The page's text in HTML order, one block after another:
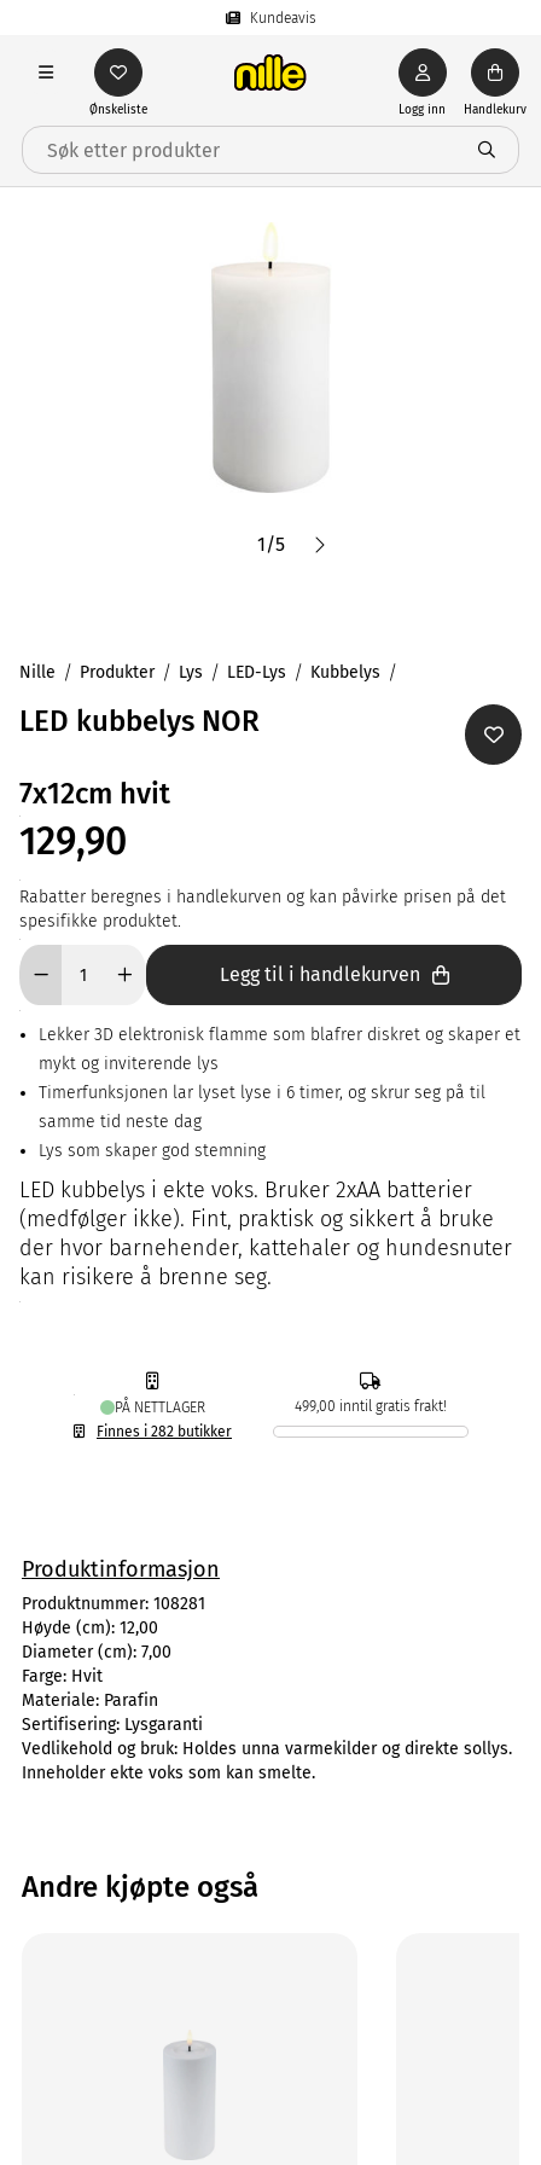
Kundeavis
Ønskeliste Logg inn Handlekurv
1/5
Nille Produkter Lys LED-Lys Kubbelys
LED kubbelys NOR
7x12cm hvit
129,90
Rabatter beregnes i handlekurven og kan påvirke prisen på det
spesifikke produktet.
Legg til i handlekurven
Lekker 3D elektronisk flamme som blafrer diskret og skaper et
mykt og inviterende lys
Timerfunksjonen lar lyset lyse i 6 timer, og skrur seg på til
samme tid neste dag
Lys som skaper god stemning
LED kubbelys i ekte voks. Bruker 2xAA batterier
(medfølger ikke). Fint, praktisk og sikkert å bruke
der hvor barnehender, kattehaler og hundesnuter
kan risikere å brenne seg.
PÅ NETTLAGER
Finnes i 282 butikker
499,00 inntil gratis frakt!
Produktinformasjon
Produktnummer: 108281
Høyde (cm): 12,00
Diameter (cm): 7,00
Farge: Hvit
Materiale: Parafin
Sertifisering: Lysgaranti
Vedlikehold og bruk: Holdes unna varmekilder og direkte sollys.
Inneholder ekte voks som kan smelte.
Andre kjøpte også